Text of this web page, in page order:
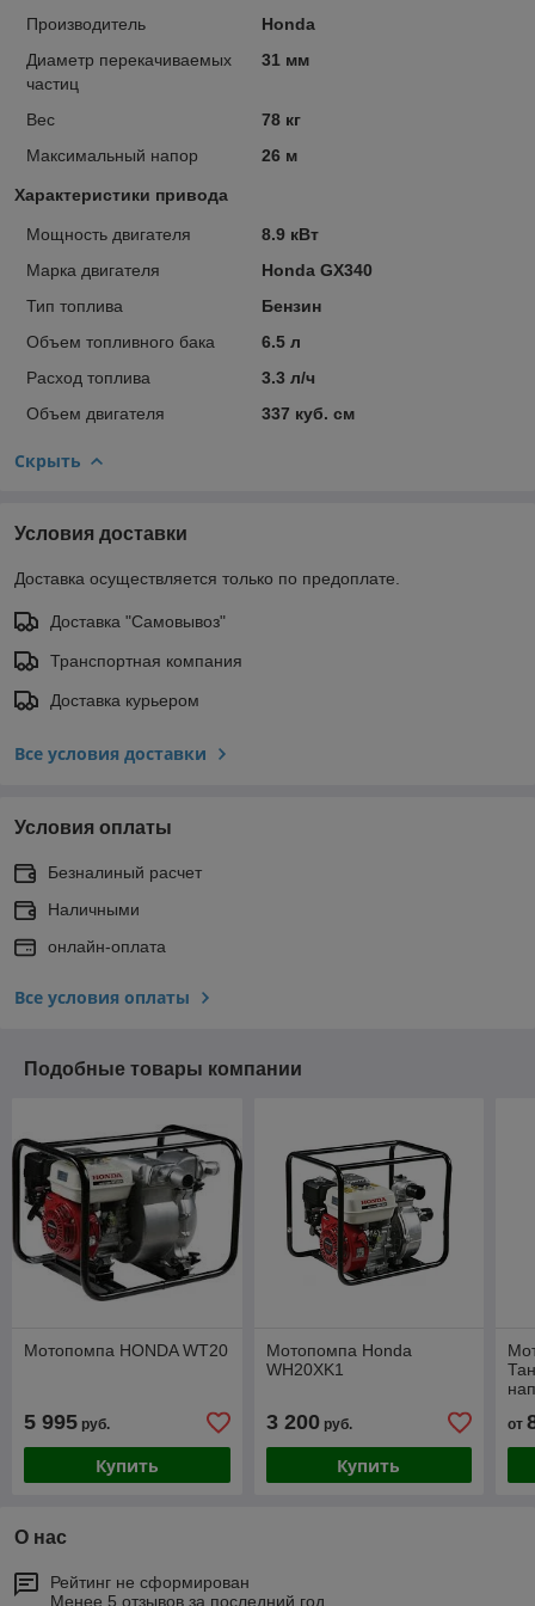
Производитель
Honda
Диаметр перекачиваемых
частиц
31 мм
Вес
78 кг
Максимальный напор
26 м
Характеристики привода
Мощность двигателя
8.9 кВт
Марка двигателя
Honda GX340
Тип топлива
Бензин
Объем топливного бака
6.5 л
Расход топлива
3.3 л/ч
Объем двигателя
337 куб. см
Скрыть
Условия доставки
Доставка осуществляется только по предоплате.
Доставка "Самовывоз"
Транспортная компания
Доставка курьером
Все условия доставки
Условия оплаты
Безналиный расчет
Наличными
онлайн-оплата
Все условия оплаты
Подобные товары компании
Мотопомпа HONDA WT20
5 995 руб.
Купить
Мотопомпа Honda
WH20XK1
3 200руб.
Купить
от
О нас
Рейтинг не сформирован
Менее 5 отзывов за последний год